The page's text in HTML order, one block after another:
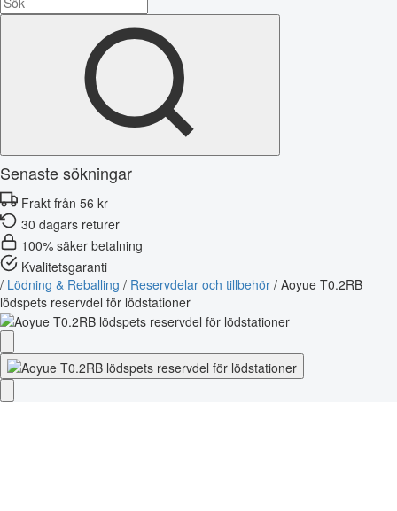
Senaste sökningar
Frakt från 56 kr
30 dagars returer
100% säker betalning
Kvalitetsgaranti
/ Lödning & Reballing / Reservdelar och tillbehör / Aoyue T0.2RB
lödspets reservdel för lödstationer